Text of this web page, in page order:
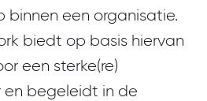
binnen een organisatie.
biedt op basis hiervan
een sterke(re)
en begeleidt in de